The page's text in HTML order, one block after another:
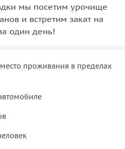
мы посетим урочище
и встретим закат на
один день!
проживания в пределах